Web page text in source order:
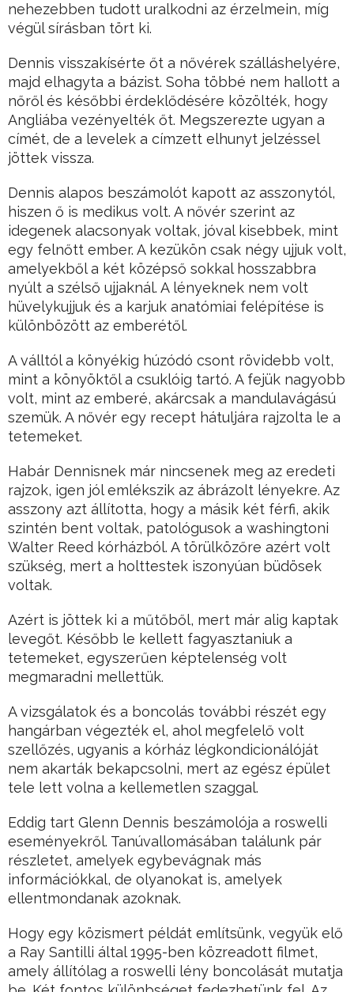
nehezebben tudott uralkodni az érzelmein, míg
végül sírásban tört ki.
Dennis visszakísérte őt a nővérek szálláshelyére,
majd elhagyta a bázist. Soha többé nem hallott a
nőről és későbbi érdeklődésére közölték, hogy
Angliába vezényelték őt. Megszerezte ugyan a
címét, de a levelek a címzett elhunyt jelzéssel
jöttek vissza.
Dennis alapos beszámolót kapott az asszonytól,
hiszen ő is medikus volt. A nővér szerint az
idegenek alacsonyak voltak, jóval kisebbek, mint
egy felnőtt ember. A kezükön csak négy ujjuk volt,
amelyekből a két középső sokkal hosszabbra
nyúlt a szélső ujjaknál. A lényeknek nem volt
hüvelykujjuk és a karjuk anatómiai felépítése is
különbözött az emberétől.
A válltól a könyékig húzódó csont rövidebb volt,
mint a könyöktől a csuklóig tartó. A fejük nagyobb
volt, mint az emberé, akárcsak a mandulavágású
szemük. A nővér egy recept hátuljára rajzolta le a
tetemeket.
Habár Dennisnek már nincsenek meg az eredeti
rajzok, igen jól emlékszik az ábrázolt lényekre. Az
asszony azt állította, hogy a másik két férfi, akik
szintén bent voltak, patológusok a washingtoni
Walter Reed kórházból. A törülközőre azért volt
szükség, mert a holttestek iszonyúan büdösek
voltak.
Azért is jöttek ki a műtőből, mert már alig kaptak
levegőt. Később le kellett fagyasztaniuk a
tetemeket, egyszerűen képtelenség volt
megmaradni mellettük.
A vizsgálatok és a boncolás további részét egy
hangárban végezték el, ahol megfelelő volt
szellőzés, ugyanis a kórház légkondicionálóját
nem akarták bekapcsolni, mert az egész épület
tele lett volna a kellemetlen szaggal.
Eddig tart Glenn Dennis beszámolója a roswelli
eseményekről. Tanúvallomásában találunk pár
részletet, amelyek egybevágnak más
információkkal, de olyanokat is, amelyek
ellentmondanak azoknak.
Hogy egy közismert példát említsünk, vegyük elő
a Ray Santilli által 1995-ben közreadott filmet,
amely állítólag a roswelli lény boncolását mutatja